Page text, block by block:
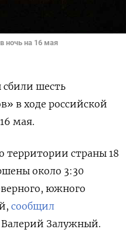
ночь на 16 мая
шесть
в ходе российской
мая.
территории страны 18
около 3:30
южного
сообщил
Залужный.